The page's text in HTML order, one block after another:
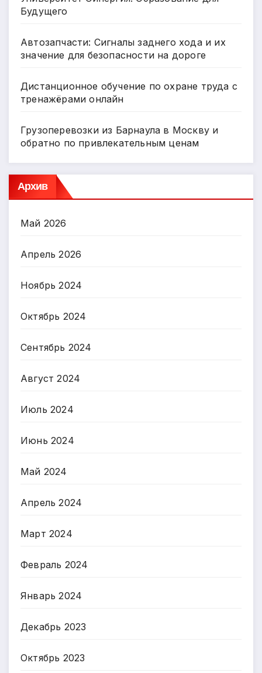
Будущего
Автозапчасти: Сигналы заднего хода и их
значение для безопасности на дороге
Дистанционное обучение по охране труда с
тренажёрами онлайн
Грузоперевозки из Барнаула в Москву и
обратно по привлекательным ценам
Архив
Май 2026
Апрель 2026
Ноябрь 2024
Октябрь 2024
Сентябрь 2024
Август 2024
Июль 2024
Июнь 2024
Май 2024
Апрель 2024
Март 2024
Февраль 2024
Январь 2024
Декабрь 2023
Октябрь 2023